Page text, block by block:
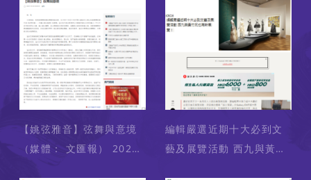
BroadwayWorld) 2024-
10-02
【姚弦雅音】弦舞與意境
（媒體： 文匯報） 2024-
編輯嚴選近期十大必到文
藝及展覽活動 西九與黃竹